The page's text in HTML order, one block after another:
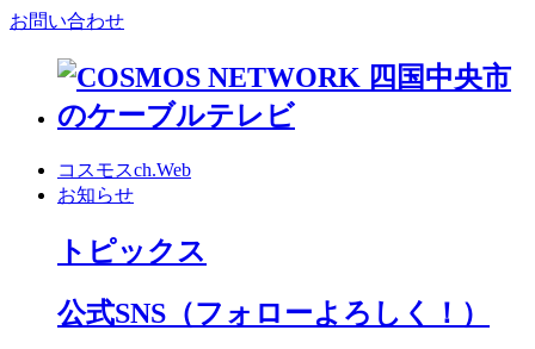
お問い合わせ
コスモスch.Web
お知らせ
トピックス
公式SNS （フォローよろしく！）